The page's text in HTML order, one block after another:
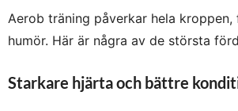
Aerob träning påverkar hela
humör. Här är några av de största
Starkare hjärta och bättre